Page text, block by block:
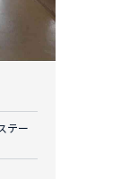
テー